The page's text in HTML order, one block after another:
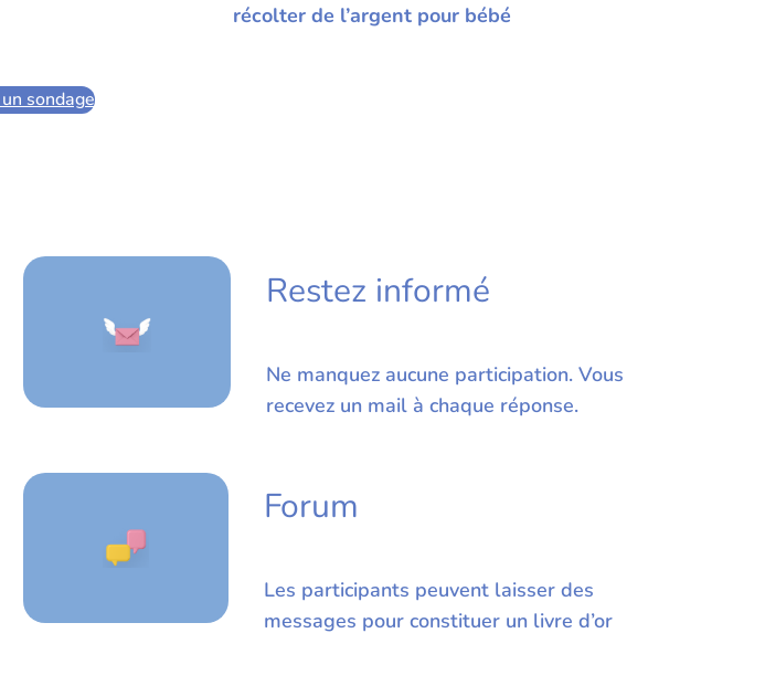
récolter de l’argent pour bébé
sondage
Restez informé
Ne manquez aucune participation. Vous
recevez un mail à chaque réponse.
Forum
Les participants peuvent laisser des
messages pour constituer un livre d’or